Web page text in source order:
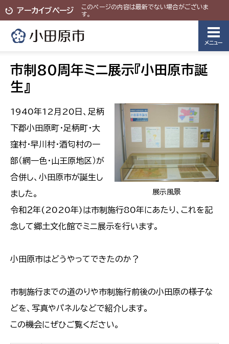
アーカイブページ
このページの内容は最新でない場合がございま
す。
メニュー
市制80周年ミニ展示『小田原市誕
生』
展示風景
1940年12月20日、足柄
下郡小田原町・足柄町・大
窪村・早川村・酒匂村の一
部（網一色・山王原地区）が
合併し、小田原市が誕生し
ました。
令和２年(2020年)は市制施行80年にあたり、これを記
念して郷土文化館でミニ展示を行います。
小田原市はどうやってできたのか？
市制施行までの道のりや市制施行前後の小田原の様子な
どを、写真やパネルなどで紹介します。
この機会にぜひご覧ください。